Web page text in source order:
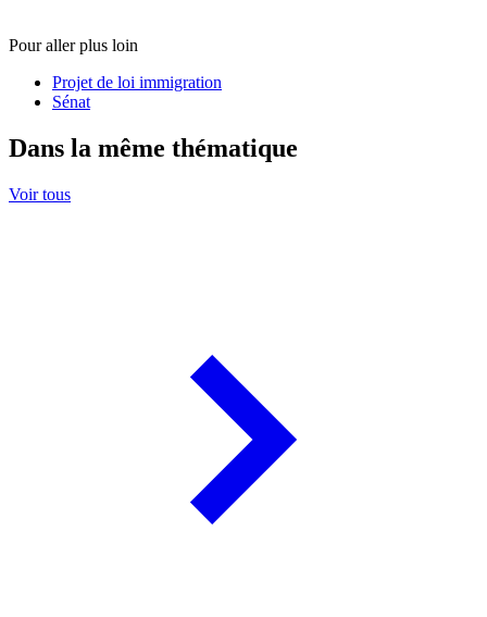
Pour aller plus loin
Projet de loi immigration
Sénat
Dans la même thématique
Voir tous